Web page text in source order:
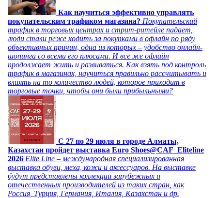
Как научиться эффективно управлять
покупательским трафиком магазина? Покупательский
трафик в торговых центрах и стрит-ритейле падает,
люди стали реже ходить за покупками в офлайн по ряду
объективных причин, одна из которых – удобство онлайн-
шопинга со всеми его плюсами. И все же офлайн
продолжает жить и развиваться. Как взять под контроль
трафик в магазинах, научиться правильно рассчитывать и
влиять на то количество людей, которое приходит в
торговые точки, чтобы они были прибыльными?
C 27 по 29 июля в городе Алматы,
Казахстан пройдет выставка Euro Shoes@CAF_Eliteline
2026 Elite Line – международная специализированная
выставка обуви, меха, кожи и аксессуаров. На выставке
будут представлены коллекции зарубежных и
отечественных производителей из таких стран, как
Россия, Турция, Германия, Италия, Казахстан и др.